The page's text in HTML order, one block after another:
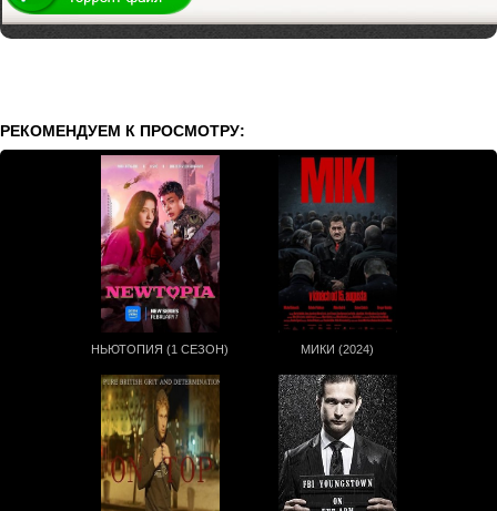
РЕКОМЕНДУЕМ К ПРОСМОТРУ:
НЬЮТОПИЯ (1 СЕЗОН) МИКИ (2024)